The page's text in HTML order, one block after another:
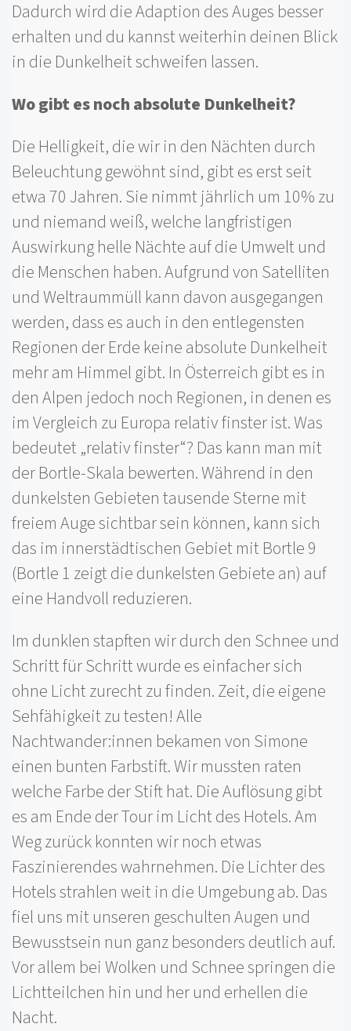
Dadurch wird die Adaption des Auges besser
erhalten und du kannst weiterhin deinen Blick
in die Dunkelheit schweifen lassen.
Wo gibt es noch absolute Dunkelheit?
Die Helligkeit, die wir in den Nächten durch
Beleuchtung gewöhnt sind, gibt es erst seit
etwa 70 Jahren. Sie nimmt jährlich um 10% zu
und niemand weiß, welche langfristigen
Auswirkung helle Nächte auf die Umwelt und
die Menschen haben. Aufgrund von Satelliten
und Weltraummüll kann davon ausgegangen
werden, dass es auch in den entlegensten
Regionen der Erde keine absolute Dunkelheit
mehr am Himmel gibt. In Österreich gibt es in
den Alpen jedoch noch Regionen, in denen es
im Vergleich zu Europa relativ finster ist. Was
bedeutet „relativ finster“? Das kann man mit
der Bortle-Skala bewerten.Während in den
dunkelsten Gebieten tausende Sterne mit
freiem Auge sichtbar sein können, kann sich
das im innerstädtischen Gebiet mit Bortle 9
(Bortle 1 zeigt die dunkelsten Gebiete an) auf
eine Handvoll reduzieren.
Im dunklen stapften wir durch den Schnee und
Schritt für Schritt wurde es einfacher sich
ohne Licht zurecht zu finden. Zeit, die eigene
Sehfähigkeit zu testen! Alle
Nachtwander:innen bekamen von Simone
einen bunten Farbstift. Wir mussten raten
welche Farbe der Stift hat. Die Auflösung gibt
es am Ende der Tour im Licht des Hotels.Am
Weg zurück konnten wir noch etwas
Faszinierendes wahrnehmen. Die Lichter des
Hotels strahlen weit in die Umgebung ab. Das
fiel uns mit unseren geschulten Augen und
Bewusstsein nun ganz besonders deutlich auf.
Vor allem bei Wolken und Schnee springen die
Lichtteilchen hin und her und erhellen die
Nacht.